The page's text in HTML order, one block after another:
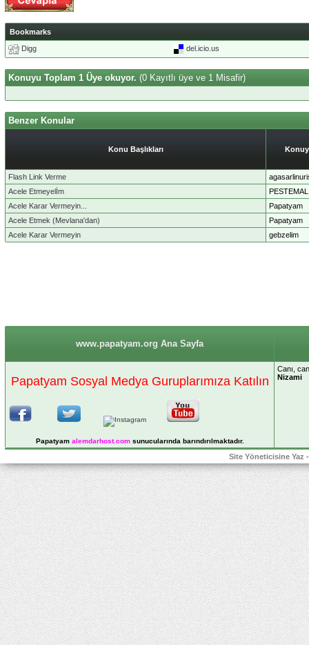
Bookmarks
Digg
del.icio.us
Konuyu Toplam 1 Üye okuyor. (0 Kayıtlı üye ve 1 Misafir)
Benzer Konular
Konu Başlıkları
Flash Link Verme
Acele Etmeyelİm
PESTEMAL
Acele Karar Vermeyin...
Papatyam
Acele Etmek (Mevlana'dan)
Papatyam
Acele Karar Vermeyin
gebzelim
www.papatyam.org Ana Sayfa
Papatyam Sosyal Medya Guruplarımıza Katılın
Papatyam alemdarhost.comsunucularında barındırılmaktadır.
Canı,
Nizami
Site Yöneticisine Yaz